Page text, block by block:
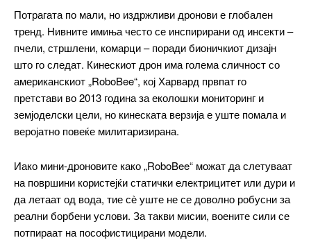
Free
бесплатно
ИЗБЕРЕТЕ ПЛАН
Included for free:
Etiam est nibh, lobortis sit
Потрагата по мали, но издржливи дронови е глобален
тренд. Нивните имиња често се инспирирани од инсекти –
пчели, стршлени, комарци – поради бионичкиот дизајн
што го следат. Кинескиот дрон има голема сличност со
американскиот „RoboBee“, кој Харвард првпат го
претстави во 2013 година за еколошки мониторинг и
земјоделски цели, но кинеската верзија е уште помала и
веројатно повеќе милитаризирана.
Иако мини-дроновите како „RoboBee“ можат да слетуваат
на површини користејќи статички електрицитет или дури и
да летаат од вода, тие сѐ уште не се доволно робусни за
реални борбени услови. За такви мисии, воените сили се
потпираат на пософистицирани модели.